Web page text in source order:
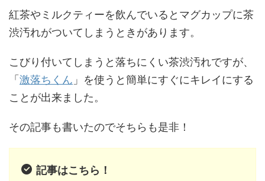
紅茶やミルクティーを飲んでいるとマグカップに茶
渋汚れがついてしまうときがあります。
こびり付いてしまうと落ちにくい茶渋汚れですが、
「 激落ちくん 」を使うと簡単にすぐにキレイにする
ことが出来ました。
その記事も書いたのでそちらも是非！
記事はこちら！